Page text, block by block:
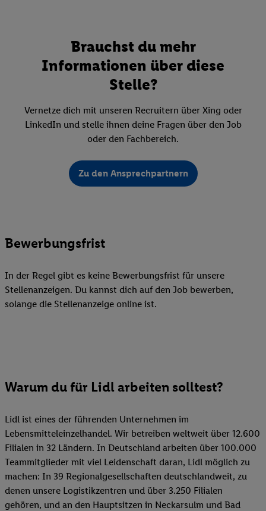
Brauchst du mehr
Informationen über diese
Stelle?
Vernetze dich mit unseren Recruitern über Xing oder
LinkedIn und stelle ihnen deine Fragen über den Job
oder den Fachbereich.
Zu den Ansprechpartnern
Bewerbungsfrist
In der Regel gibt es keine Bewerbungsfrist für unsere
Stellenanzeigen. Du kannst dich auf den Job bewerben,
solange die Stellenanzeige online ist.
Warum du für Lidl arbeiten solltest?
Lidl ist eines der führenden Unternehmen im
Lebensmitteleinzelhandel. Wir betreiben weltweit über 12.600
Filialen in 32 Ländern. In Deutschland arbeiten über 100.000
Teammitglieder mit viel Leidenschaft daran, Lidl möglich zu
machen: In 39 Regionalgesellschaften deutschlandweit, zu
denen unsere Logistikzentren und über 3.250 Filialen
gehören, und an den Hauptsitzen in Neckarsulm und Bad